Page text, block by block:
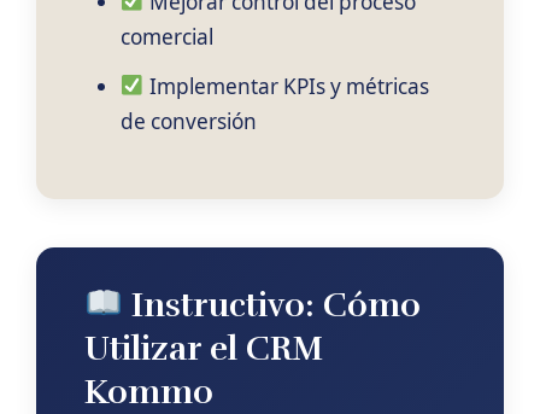
comercial
Implementar KPIs y métricas
de conversión
Instructivo: Cómo
Utilizar el CRM
Kommo